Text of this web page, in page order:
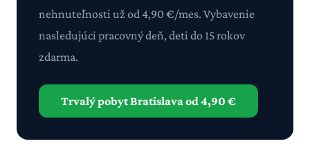
nehnuteľnosti už od 4,90 €/mes. Vybavenie
nasledujúci pracovný deň, deti do 15 rokov
zdarma.
Trvalý pobyt Bratislava od 4,90 €